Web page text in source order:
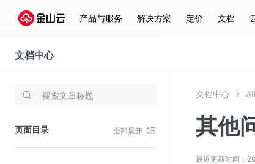
产品与服务 解决方案 定价 文档
文档中心
AIPC企业电脑
页面目录 全部展开
存储与云分发 文档中心
其他
最近更新时间：